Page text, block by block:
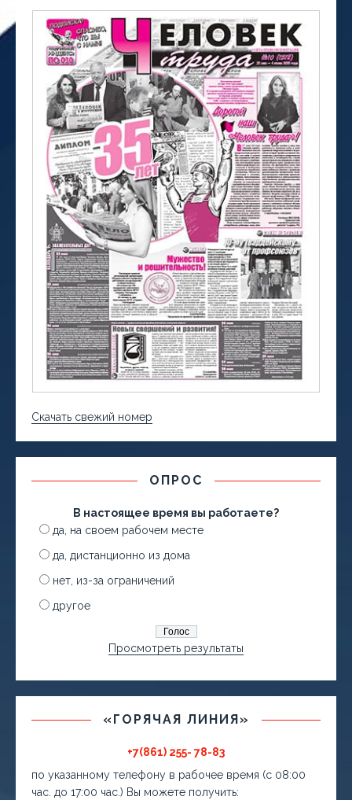
Скачать свежий номер
ОПРОС
В настоящее время вы работаете?
да, на своем рабочем месте
да, дистанционно из дома
нет, из-за ограничений
другое
Просмотреть результаты
«ГОРЯЧАЯ ЛИНИЯ»
+7(861) 255- 78-83
по указанному телефону в рабочее время (с 08:00
час. до 17:00 час.) Вы можете получить: